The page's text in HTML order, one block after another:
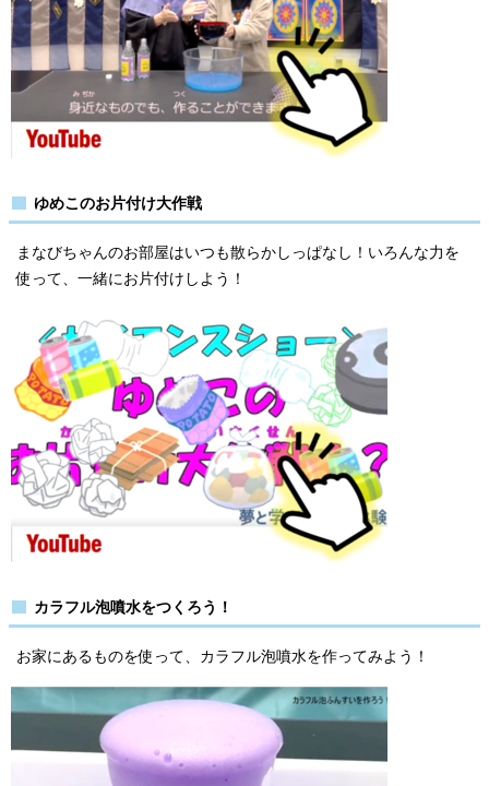
ゆめこのお片付け大作戦
まなびちゃんのお部屋はいつも散らかしっぱなし！いろんな⼒を
使って、⼀緒にお⽚付けしよう！
カラフル泡噴水をつくろう！
お家にあるものを使って、カラフル泡噴水を作ってみよう！